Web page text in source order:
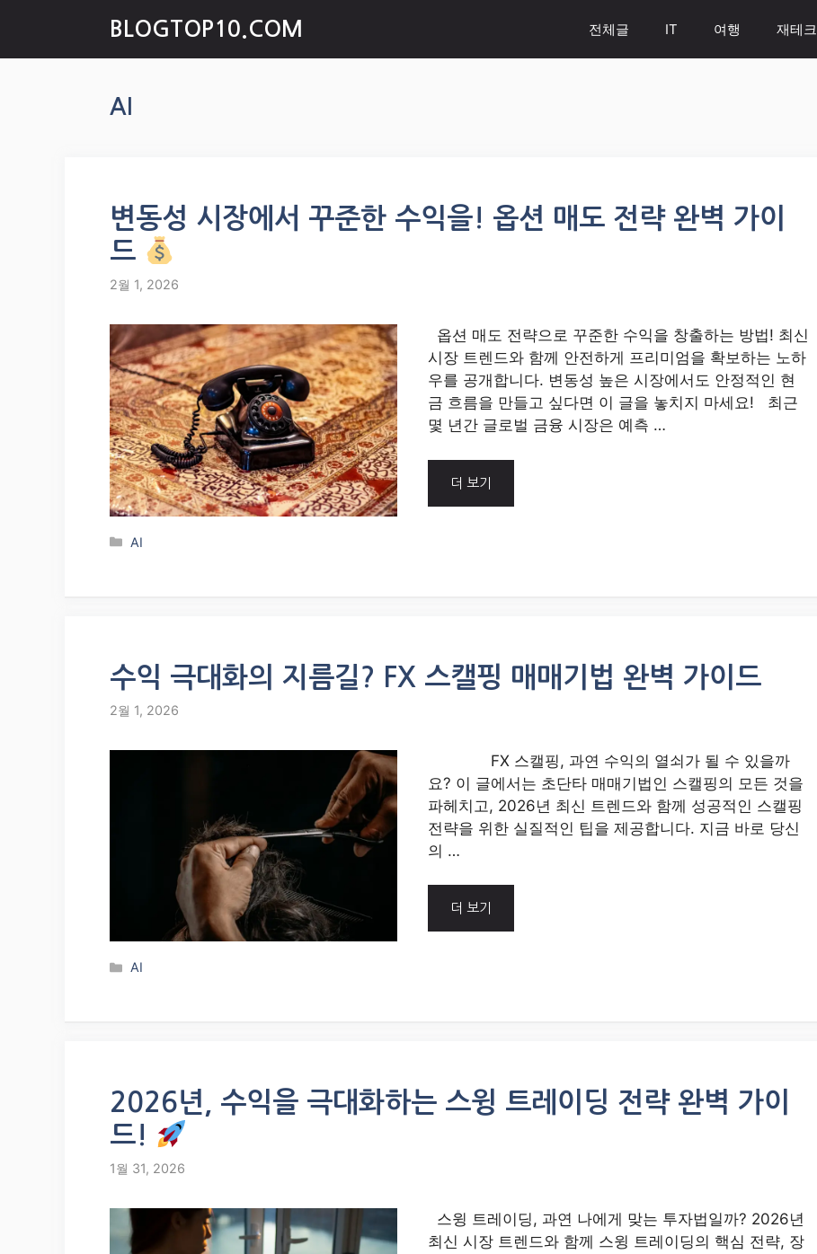
content
BLOGTOP10.COM 전체글 IT 여행 재테크
AI
변동성 시장에서 꾸준한 수익을! 옵션 매도 전략 완벽 가이
드
2월 1, 2026
옵션 매도 전략으로 꾸준한 수익을 창출하는 방법! 최신
시장 트렌드와 함께 안전하게 프리미엄을 확보하는 노하
우를 공개합니다. 변동성 높은 시장에서도 안정적인 현
금 흐름을 만들고 싶다면 이 글을 놓치지 마세요! 최근
몇 년간 글로벌 금융 시장은 예측 …
더 보기
Categories
AI
수익 극대화의 지름길? FX 스캘핑 매매기법 완벽 가이드
2월 1, 2026
FX 스캘핑, 과연 수익의 열쇠가 될 수 있을까
요? 이 글에서는 초단타 매매기법인 스캘핑의 모든 것을
파헤치고, 2026년 최신 트렌드와 함께 성공적인 스캘핑
전략을 위한 실질적인 팁을 제공합니다. 지금 바로 당신
의 …
더 보기
Categories
AI
2026년, 수익을 극대화하는 스윙 트레이딩 전략 완벽 가이
드!
1월 31, 2026
스윙 트레이딩, 과연 나에게 맞는 투자법일까? 2026년
최신 시장 트렌드와 함께 스윙 트레이딩의 핵심 전략, 장